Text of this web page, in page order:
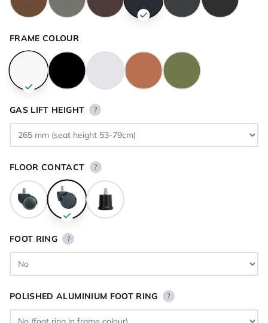
FRAME COLOUR
GAS LIFT HEIGHT ?
FLOOR CONTACT ?
FOOT RING ?
POLISHED ALUMINIUM FOOT RING ?